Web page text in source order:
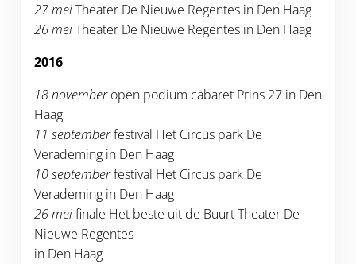
27 meiTheater De Nieuwe Regentes in Den Haag
26 meiTheater De Nieuwe Regentes in Den Haag
2016
18 novemberopen podium cabaret Prins 27 in Den
Haag
11 septemberfestival Het Circus park De
Verademing in Den Haag
10 septemberfestival Het Circus park De
Verademing in Den Haag
26 meifinale Het beste uit de Buurt Theater De
Nieuwe Regentes
in Den Haag